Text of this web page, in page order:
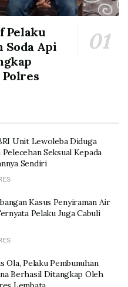
Pelaku
Soda Api
Unit Lewoleba Diduga
Seksual Kepada
Sendiri
Kasus Penyiraman Air
Pelaku Juga Cabuli
Ola, Pelaku Pembunuhan
Berhasil Ditangkap Oleh